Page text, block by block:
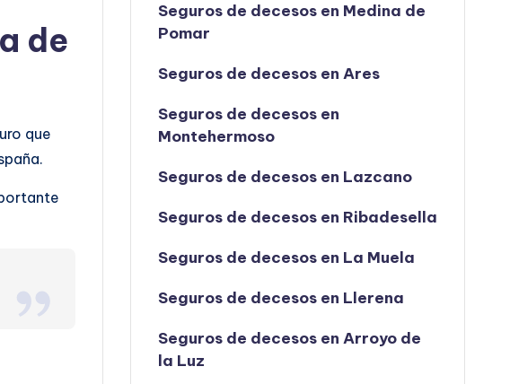
de
que
Seguros de decesos en Medina de
Pomar
Seguros de decesos en Ares
Seguros de decesos en
Montehermoso
Seguros de decesos en Lazcano
Seguros de decesos en Ribadesella
Seguros de decesos en La Muela
Seguros de decesos en Llerena
Seguros de decesos en Arroyo de
la Luz